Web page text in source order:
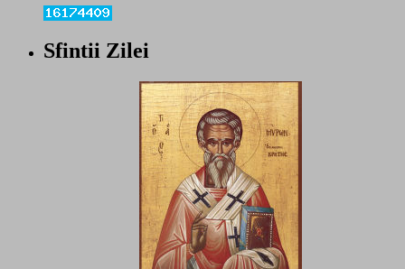
Sfintii Zilei